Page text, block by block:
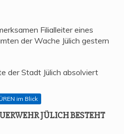
Filialleiter eines
der Wache Jülich gestern
im Blick
JÜLICH BESTEHT